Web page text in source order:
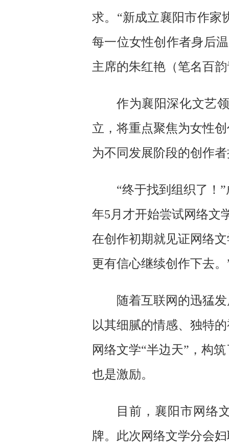
求。“新成立襄阳市作家
每一位女性创作者身后
主席的朱红艳（笔名百
作为襄阳深化文艺
立，将重点聚焦为女性
为不同发展阶段的创作
“终于找到组织了！
年5月才开始尝试网络文
在创作初期就见证网络
更有信心继续创作下去。
随着互联网的迅猛
以其细腻的情感、独特
网络文学“半边天”，构
也是激励。
目前，襄阳市网络
牌。此次网络文学分会